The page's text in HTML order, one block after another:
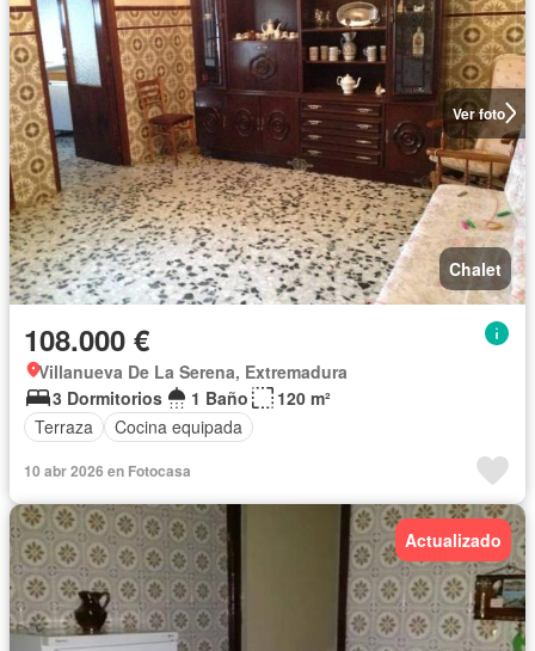
Ver foto
Chalet
108.000 €
Villanueva De La Serena, Extremadura
3 Dormitorios
1 Baño
120 m²
Terraza
Cocina equipada
10 abr 2026 en Fotocasa
Actualizado